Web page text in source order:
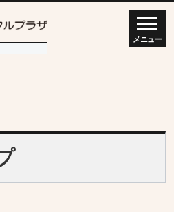
メニュー